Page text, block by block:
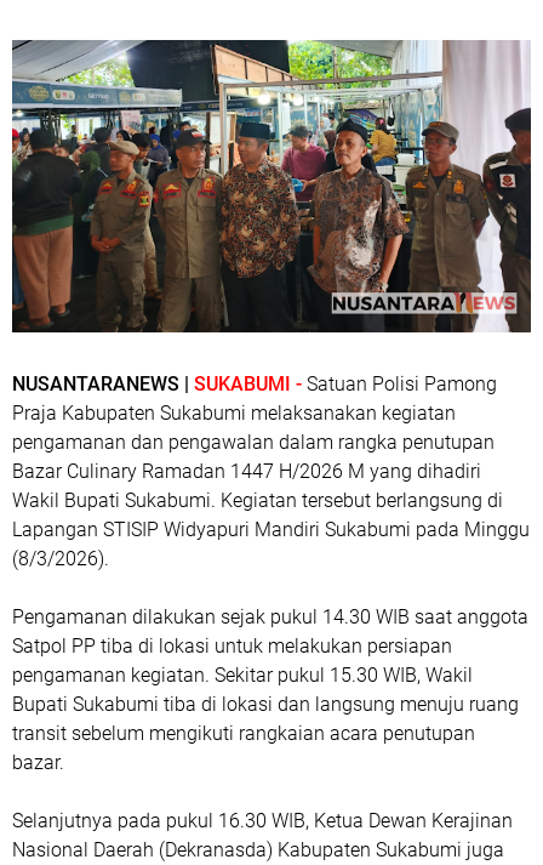
NUSANTARANEWS | SUKABUMI - Satuan Polisi Pamong
Praja Kabupaten Sukabumi melaksanakan kegiatan
pengamanan dan pengawalan dalam rangka penutupan
Bazar Culinary Ramadan 1447 H/2026 M yang dihadiri
Wakil Bupati Sukabumi. Kegiatan tersebut berlangsung di
Lapangan STISIP Widyapuri Mandiri Sukabumi pada Minggu
(8/3/2026).
Pengamanan dilakukan sejak pukul 14.30 WIB saat anggota
Satpol PP tiba di lokasi untuk melakukan persiapan
pengamanan kegiatan. Sekitar pukul 15.30 WIB, Wakil
Bupati Sukabumi tiba di lokasi dan langsung menuju ruang
transit sebelum mengikuti rangkaian acara penutupan
bazar.
Selanjutnya pada pukul 16.30 WIB, Ketua Dewan Kerajinan
Nasional Daerah (Dekranasda) Kabupaten Sukabumi juga